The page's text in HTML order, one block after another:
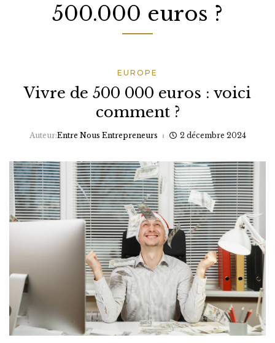
500.000 euros ?
EUROPE
Vivre de 500 000 euros : voici
comment ?
Auteur:Entre Nous Entrepreneurs 2 décembre 2024